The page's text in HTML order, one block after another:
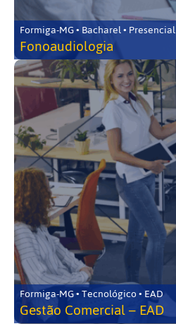
Formiga-MG • Bacharel • Presencial
Fonoaudiologia
Formiga-MG • Tecnológico • EAD
Gestão Comercial – EAD